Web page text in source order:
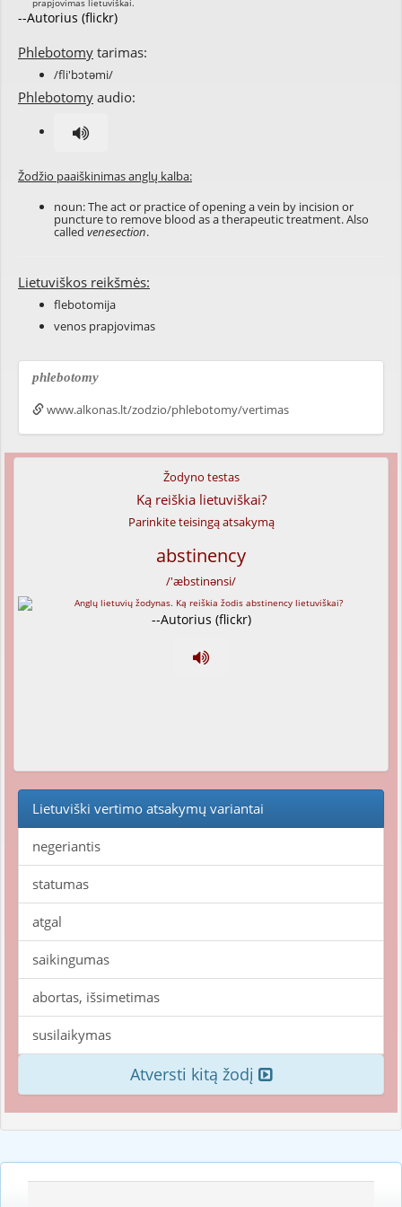
--Autorius (flickr)
Phlebotomy tarimas:
/fli'bɔtəmi/
Phlebotomy audio:
Žodžio paaiškinimas anglų kalba:
noun: The act or practice of opening a vein by incision or
puncture to remove blood as a therapeutic treatment. Also
called venesection.
Lietuviškos reikšmės:
flebotomija
venos prapjovimas
phlebotomy
www.alkonas.lt/zodzio/phlebotomy/vertimas
Žodyno testas
Ką reiškia lietuviškai?
Parinkite teisingą atsakymą
abstinency
/'æbstinənsi/
--Autorius (flickr)
Lietuviški vertimo atsakymų variantai
negeriantis
statumas
atgal
saikingumas
abortas, išsimetimas
susilaikymas
Atversti kitą žodį